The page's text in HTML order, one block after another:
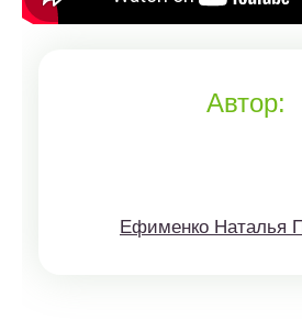
Автор:
Ефименко Наталья